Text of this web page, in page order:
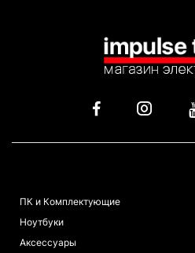
ПК и Комплектующие
Ноутбуки
Аксессуары